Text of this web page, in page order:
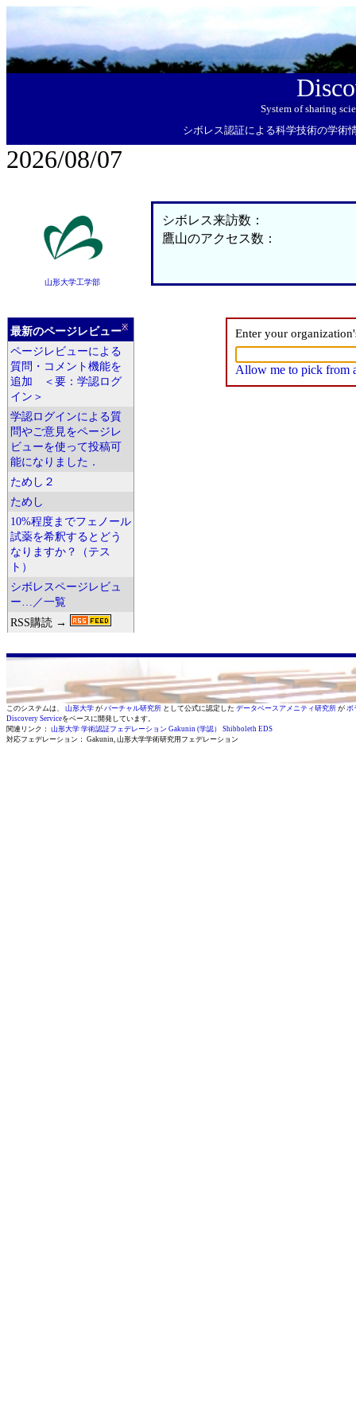
System of sharing
シボレス認証による科学技術の学術
2026/08/07
山形大学工学部
シボレス来訪数：
鷹山のアクセス数：
最新のページレビュー※
ページレビューによる
質問・コメント機能を
追加 ＜要：学認ログ
イン＞
学認ログインによる質
問やご意見をページレ
ビューを使って投稿可
能になりました．
ためし２
ためし
10%程度までフェノール
試薬を希釈するとどう
なりますか？（テス
ト）
シボレスページレビュ
ー…／一覧
RSS購読 →
Enter your
Allow me to pick from
このシステムは、 山形大学 が バーチャル研究所 として公式に認定した データベースアメニティ研究所 が ボ
Discovery Serviceをベースに開発しています。
関連リンク： 山形大学 学術認証フェデレーション Gakunin (学認）
Shibboleth EDS
対応フェデレーション： Gakunin, 山形大学学術研究用フェデレーション